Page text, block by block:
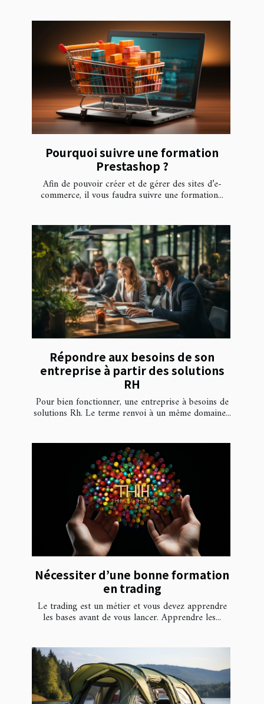
Pourquoi suivre une formation
Prestashop ?
Afin de pouvoir créer et de gérer des sites d’e-
commerce, il vous faudra suivre une formation...
Répondre aux besoins de son
entreprise à partir des solutions
RH
Pour bien fonctionner, une entreprise à besoins de
solutions Rh. Le terme renvoi à un même domaine...
Nécessiter d’une bonne formation
en trading
Le trading est un métier et vous devez apprendre
les bases avant de vous lancer. Apprendre les...